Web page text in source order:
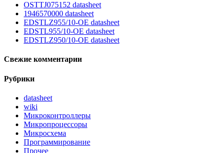
OSTTJ075152 datasheet
1946570000 datasheet
EDSTLZ955/10-OE datasheet
EDSTL955/10-OE datasheet
EDSTLZ950/10-OE datasheet
Свежие комментарии
Рубрики
datasheet
wiki
Микроконтроллеры
Микропроцессоры
Микросхема
Программирование
Прочее